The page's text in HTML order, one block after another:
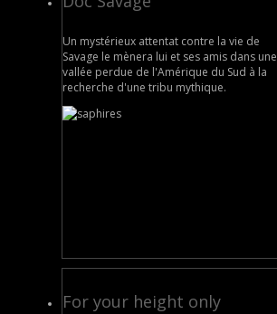
Un mystérieux attentat contre la vie de
Savage le mènera lui et ses amis dans une
vallée perdue de l'Amérique du Sud à la
recherche d'une tribu mythique.
For your height only